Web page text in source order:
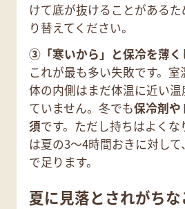
けて底が抜けることがある
り替えてください。
③「寒いから」と保冷を薄く
これが最も多い失敗です。
体の内側はまだ体温に近い
ていません。冬でも保冷剤や
須です。ただし持ちはよく
は夏の3〜4時間おきに対し
で足ります。
夏に見落とされがちな